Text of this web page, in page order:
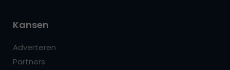
Kansen
Adverteren
Partners